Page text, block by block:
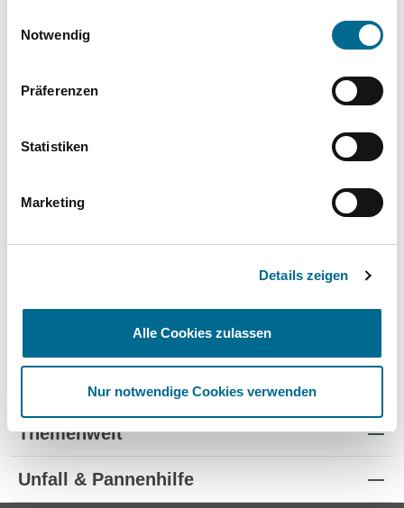
Cookies, wenn Sie unsere Webseite weiterhin nutzen.
Notwendig
Präferenzen
Statistiken
Marketing
Details zeigen
Alle Cookies zulassen
Nur notwendige Cookies verwenden
Themenwelt
Unfall & Pannenhilfe